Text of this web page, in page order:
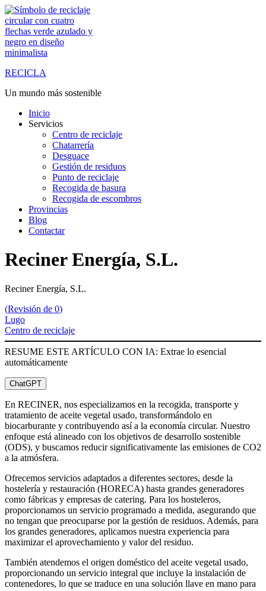
Saltar
al
contenido
RECICLA
Un mundo más sostenible
Inicio
Servicios
Centro de reciclaje
Chatarrería
Desguace
Gestión de residuos
Punto de reciclaje
Recogida de basura
Recogida de escombros
Provincias
Blog
Contactar
Reciner Energía, S.L.
Reciner Energía, S.L.
(Revisión de 0)
Lugo
Centro de reciclaje
RESUME ESTE ARTÍCULO CON IA: Extrae lo esencial
automáticamente
ChatGPT
En RECINER, nos especializamos en la recogida, transporte y
tratamiento de aceite vegetal usado, transformándolo en
biocarburante y contribuyendo así a la economía circular. Nuestro
enfoque está alineado con los objetivos de desarrollo sostenible
(ODS), y buscamos reducir significativamente las emisiones de CO2
a la atmósfera.
Ofrecemos servicios adaptados a diferentes sectores, desde la
hostelería y restauración (HORECA) hasta grandes generadores
como fábricas y empresas de catering. Para los hosteleros,
proporcionamos un servicio programado a medida, asegurando que
no tengan que preocuparse por la gestión de residuos. Además, para
los grandes generadores, aplicamos nuestra experiencia para
maximizar el aprovechamiento y valor del residuo.
También atendemos el origen doméstico del aceite vegetal usado,
proporcionando un servicio integral que incluye la instalación de
contenedores, lo que se traduce en una solución llave en mano para